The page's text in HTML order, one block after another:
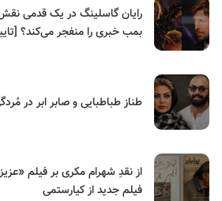
رایان گاسلینگ در یک قدمی
بمب خبری را منفجر می‌کند؟
طناز طباطبایی و صابر ابر در
از نقدِ شهرام مکری بر فیلم
فیلم جدید از کیارستمی